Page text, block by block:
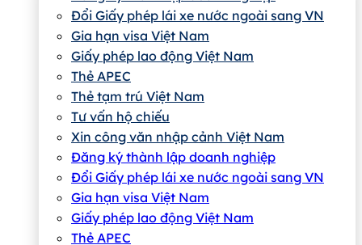
Đổi Giấy phép lái xe nước ngoài sang VN
Gia hạn visa Việt Nam
Giấy phép lao động Việt Nam
Thẻ APEC
Thẻ tạm trú Việt Nam
Tư vấn hộ chiếu
Xin công văn nhập cảnh Việt Nam
Đăng ký thành lập doanh nghiệp
Đổi Giấy phép lái xe nước ngoài sang VN
Gia hạn visa Việt Nam
Giấy phép lao động Việt Nam
Thẻ APEC